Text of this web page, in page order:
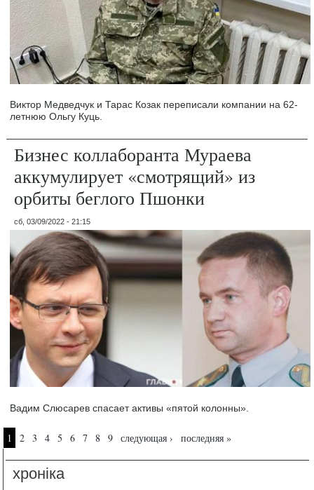
Виктор Медведчук и Тарас Козак переписали компании на 62-
летнюю Ольгу Куць.
Бизнес коллаборанта Мураева
аккумулирует «смотрящий» из
орбиты беглого Пшонки
сб, 03/09/2022 - 21:15
Вадим Слюсарев спасает активы «пятой колонны».
Страницы
1 2 3 4 5 6 7 8 9 следующая › последняя »
хроніка